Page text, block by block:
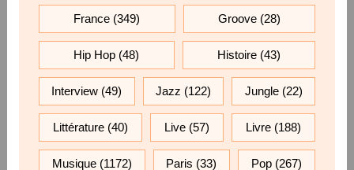
France (349) Groove(28)
Hip Hop (48) Histoire(43)
Interview (49) Jazz (122) Jungle(22)
Littérature(40) Live (57) Livre (188)
Musique(1172) Paris (33) Pop (267)